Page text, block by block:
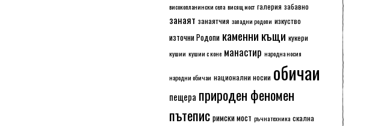
високопланински села висящ мост галерия забавно
занаят занаятчия западни родопи изкуство
източни Родопи каменни къщи кукери
кушии кушии с коне манастир народна носия
народни обичаи национални носии обичаи
пещера природен феномен
пътепис римски мост ръчна техника скална